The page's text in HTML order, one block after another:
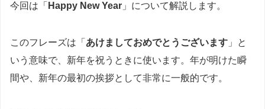
今回は「 Happy New Year 」について解説します。
このフレーズは「 あけましておめでとうございます 」と
いう意味で、新年を祝うときに使います。年が明けた瞬
間や、新年の最初の挨拶として非常に一般的です。